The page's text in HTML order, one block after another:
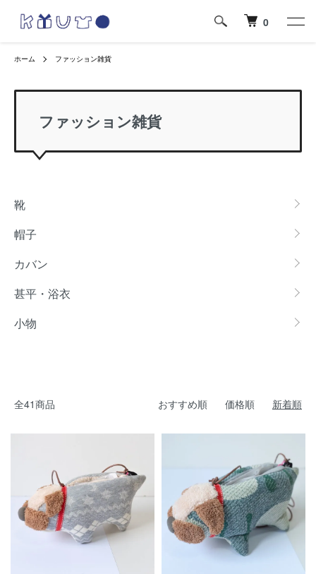
0
ホーム ファッション雑貨
ファッション雑貨
靴
帽子
カバン
甚平・浴衣
小物
全41商品 おすすめ順 価格順 新着順